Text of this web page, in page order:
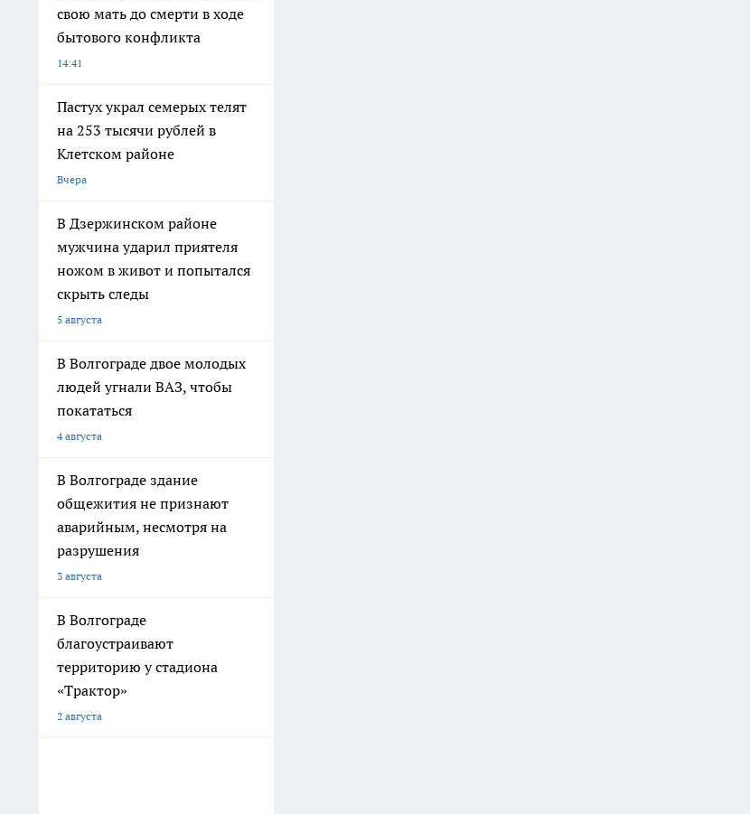
свою мать до смерти в ходе
бытового конфликта
14:41
Пастух украл семерых телят
на 253 тысячи рублей в
Клетском районе
Вчера
В Дзержинском районе
мужчина ударил приятеля
ножом в живот и попытался
скрыть следы
5 августа
В Волгограде двое молодых
людей угнали ВАЗ, чтобы
покататься
4 августа
В Волгограде здание
общежития не признают
аварийным, несмотря на
разрушения
3 августа
В Волгограде
благоустраивают
территорию у стадиона
«Трактор»
2 августа